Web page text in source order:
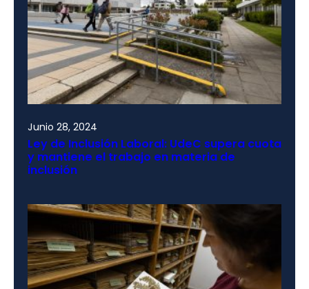
Junio 28, 2024
Ley de Inclusión Laboral: UdeC supera cuota
y mantiene el trabajo en materia de
inclusión